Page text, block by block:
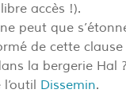
accès !).
peut que
de cette
la bergerie Hal
Dissemin.